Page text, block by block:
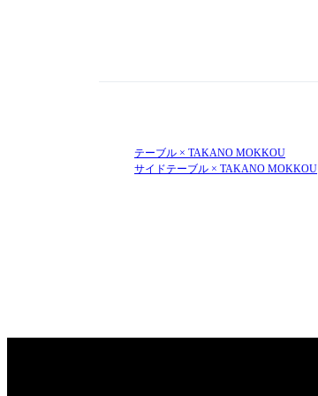
テーブル × TAKANO MOKKOU
サイドテーブル × TAKANO MOKKOU